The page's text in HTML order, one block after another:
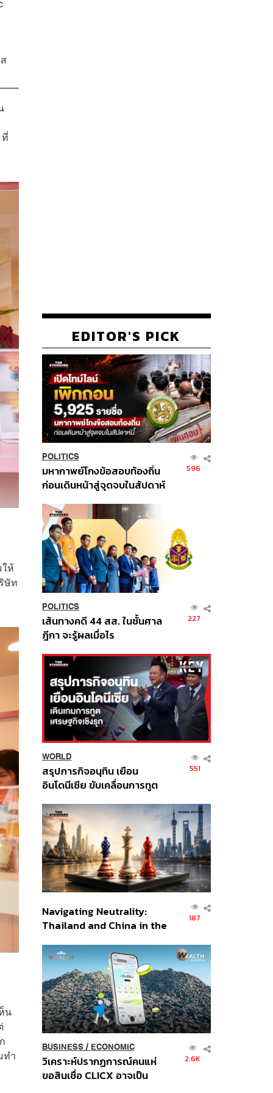
ห้
ษัท
น
ทำ
EDITOR'S PICK
POLITICS
มหากาพย์โกงข้อสอบท้องถิ่น
ก่อนเดินหน้าสู่จุดจบในสัปดาห์
596
POLITICS
เส้นทางคดี 44 สส. ในชั้นศาล
ฎีกา จะรู้ผลเมื่อไร
227
WORLD
สรุปภารกิจอนุทิน เยือน
อินโดนีเซีย ขับเคลื่อนการทูต
ส่วนยุทธศาสตร์ไทย –
อินโดนีเซีย
551
Navigating Neutrality:
Thailand and China in the
Order
187
BUSINESS/ ECONOMIC
วิเคราะห์ปรากฏการณ์คนแห่
ขอสินเชื่อ CLICX อาจเป็น
2.6K